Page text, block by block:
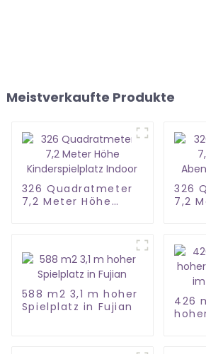
Meistverkaufte Produkte
326 Quadratmeter
7,2 Meter Höhe
326
7,2
588 m2 3,1 m hoher
Spielplatz in Fujian
426